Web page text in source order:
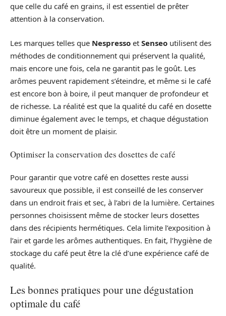
que celle du café en grains, il est essentiel de prêter
attention à la conservation.
Les marques telles que Nespresso et Senseo utilisent des
méthodes de conditionnement qui préservent la qualité,
mais encore une fois, cela ne garantit pas le goût. Les
arômes peuvent rapidement s’éteindre, et même si le café
est encore bon à boire, il peut manquer de profondeur et
de richesse. La réalité est que la qualité du café en dosette
diminue également avec le temps, et chaque dégustation
doit être un moment de plaisir.
Optimiser la conservation des dosettes de café
Pour garantir que votre café en dosettes reste aussi
savoureux que possible, il est conseillé de les conserver
dans un endroit frais et sec, à l’abri de la lumière. Certaines
personnes choisissent même de stocker leurs dosettes
dans des récipients hermétiques. Cela limite l’exposition à
l’air et garde les arômes authentiques. En fait, l’hygiène de
stockage du café peut être la clé d’une expérience café de
qualité.
Les bonnes pratiques pour une dégustation
optimale du café